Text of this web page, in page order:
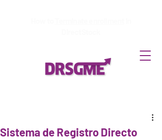
Sistema de Registro Directo